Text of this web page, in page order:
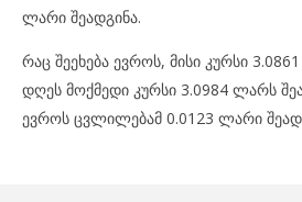
ლარი შეადგინა.
რაც შეეხება ევროს, მისი კურსი
დღეს მოქმედი კურსი 3.0984 ლარს
ევროს ცვლილებამ 0.0123 ლარი